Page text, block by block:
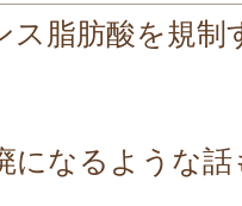
ス脂肪酸を規制
になるような